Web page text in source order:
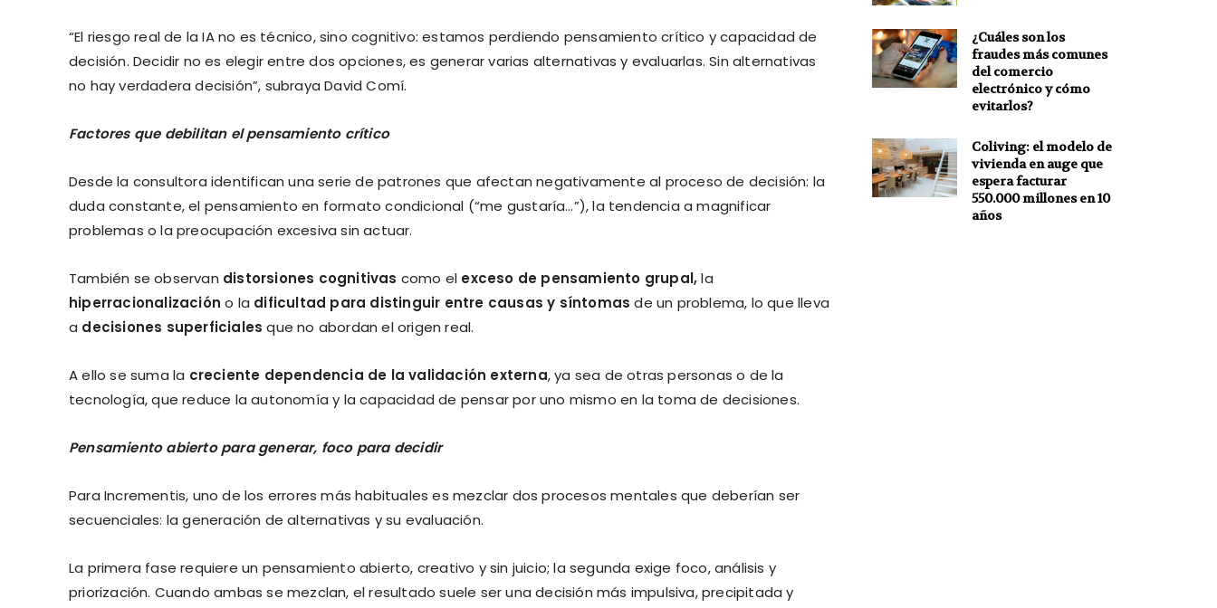
“El riesgo real de la IA no es técnico, sino cognitivo: estamos perdiendo pensamiento crítico y capacidad de
decisión. Decidir no es elegir entre dos opciones, es generar varias alternativas y evaluarlas. Sin alternativas
no hay verdadera decisión”, subraya David Comí.
Factores que debilitan el pensamiento crítico
Desde la consultora identifican una serie de patrones que afectan negativamente al proceso de decisión: la
duda constante, el pensamiento en formato condicional (“me gustaría…”), la tendencia a magnificar
problemas o la preocupación excesiva sin actuar.
También se observan distorsiones cognitivas como el exceso de pensamiento grupal,la
hiperracionalización o la dificultad para distinguir entre causas y síntomas de un problema, lo que lleva
a decisiones superficiales que no abordan el origen real.
A ello se suma la creciente dependencia de la validación externa, ya sea de otras personas o de la
tecnología, que reduce la autonomía y la capacidad de pensar por uno mismo en la toma de decisiones.
Pensamiento abierto para generar, foco para decidir
Para Incrementis, uno de los errores más habituales es mezclar dos procesos mentales que deberían ser
secuenciales: la generación de alternativas y su evaluación.
La primera fase requiere un pensamiento abierto, creativo y sin juicio; la segunda exige foco, análisis y
priorización. Cuando ambas se mezclan, el resultado suele ser una decisión más impulsiva, precipitada y
¿Cuáles son los
fraudes más comunes
del comercio
electrónico y cómo
evitarlos?
Coliving: el modelo de
vivienda en auge que
espera facturar
550.000 millones en 10
años